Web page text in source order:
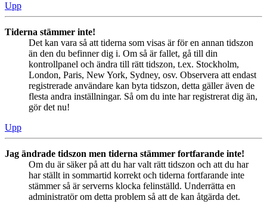
Upp
Tiderna stämmer inte!
Det kan vara så att tiderna som visas är för en annan tidszon
än den du befinner dig i. Om så är fallet, gå till din
kontrollpanel och ändra till rätt tidszon, t.ex. Stockholm,
London, Paris, New York, Sydney, osv. Observera att endast
registrerade användare kan byta tidszon, detta gäller även de
flesta andra inställningar. Så om du inte har registrerat dig än,
gör det nu!
Upp
Jag ändrade tidszon men tiderna stämmer fortfarande inte!
Om du är säker på att du har valt rätt tidszon och att du har
har ställt in sommartid korrekt och tiderna fortfarande inte
stämmer så är serverns klocka felinställd. Underrätta en
administratör om detta problem så att de kan åtgärda det.